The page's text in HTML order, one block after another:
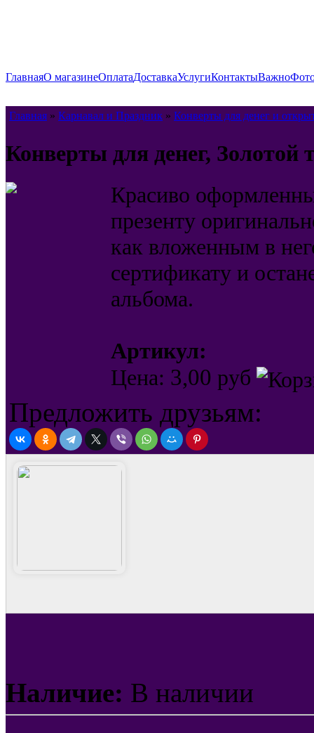
ГлавнаяО магазинеОплатаДоставкаУслугиКонтактыВажно
Главная » Карнавал и Праздник » Конверты для денег и
Конверты для денег, Золотой
Красиво
презенту
как вложенным в
сертификату и
альбома.
Артикул:
Цена: 3,00 руб
Предложить друзьям:
Наличие: В наличии